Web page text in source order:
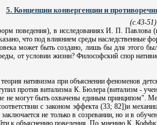
5. Концепции конвергенции и
(с.43-51)
поведения), в исследованиях И. П. Павлова
что под влиянием среды наследственные
может быть создано, лишь бы для этого
от условии жизни? Философский спор
нативизма при объяснении феноменов
против витализма К. Бюлера (витализм -
не могут быть охвачены единым принципом".
с законом эффекта (33; 82])и
не только в созревании, но и в
к объяснению поведения. По мнению К.